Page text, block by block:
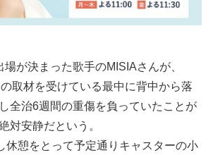
が決まった歌手のMISIAさんが、
取材を受けている最中に背中から落
全治6週間の重傷を負っていたことが
対安静だという。
憩をとって予定通りキャスターの小